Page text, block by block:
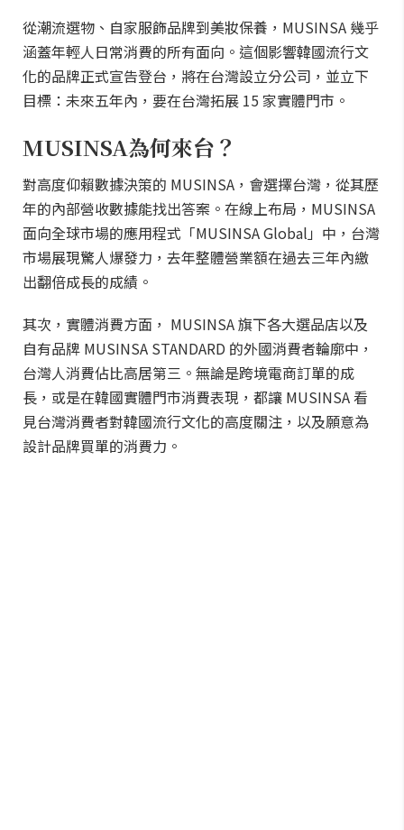
從潮流選物、自家服飾品牌到美妝保養，MUSINSA 幾乎
涵蓋年輕人日常消費的所有面向。這個影響韓國流行文
化的品牌正式宣告登台，將在台灣設立分公司，並立下
目標：未來五年內，要在台灣拓展 15 家實體門市。
MUSINSA為何來台？
對高度仰賴數據決策的 MUSINSA，會選擇台灣，從其歷
年的內部營收數據能找出答案。在線上布局，MUSINSA
面向全球市場的應用程式「MUSINSA Global」中，台灣
市場展現驚人爆發力，去年整體營業額在過去三年內繳
出翻倍成長的成績。
其次，實體消費方面， MUSINSA 旗下各大選品店以及
自有品牌 MUSINSA STANDARD 的外國消費者輪廓中，
台灣人消費佔比高居第三。無論是跨境電商訂單的成
長，或是在韓國實體門市消費表現，都讓 MUSINSA 看
見台灣消費者對韓國流行文化的高度關注，以及願意為
設計品牌買單的消費力。